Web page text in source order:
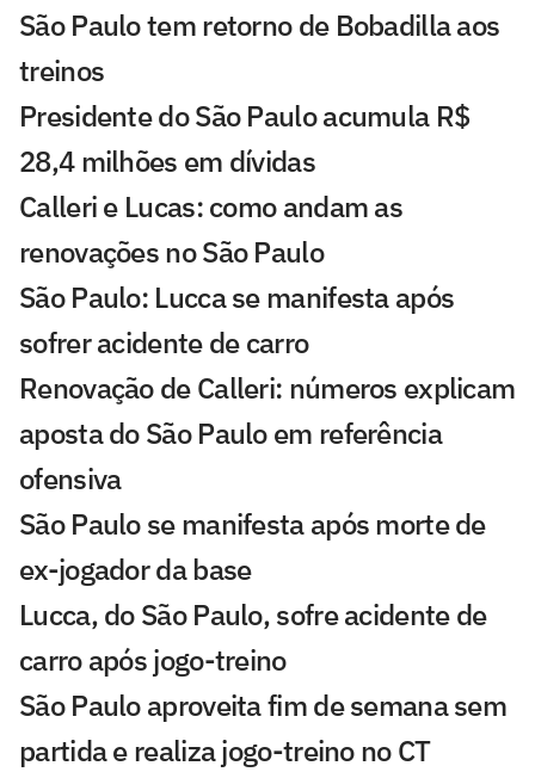
São Paulo tem retorno de Bobadilla aos
treinos
Presidente do São Paulo acumula R$
28,4 milhões em dívidas
Calleri e Lucas: como andam as
renovações no São Paulo
São Paulo: Lucca se manifesta após
sofrer acidente de carro
Renovação de Calleri: números explicam
aposta do São Paulo em referência
ofensiva
São Paulo se manifesta após morte de
ex-jogador da base
Lucca, do São Paulo, sofre acidente de
carro após jogo-treino
São Paulo aproveita fim de semana sem
partida e realiza jogo-treino no CT